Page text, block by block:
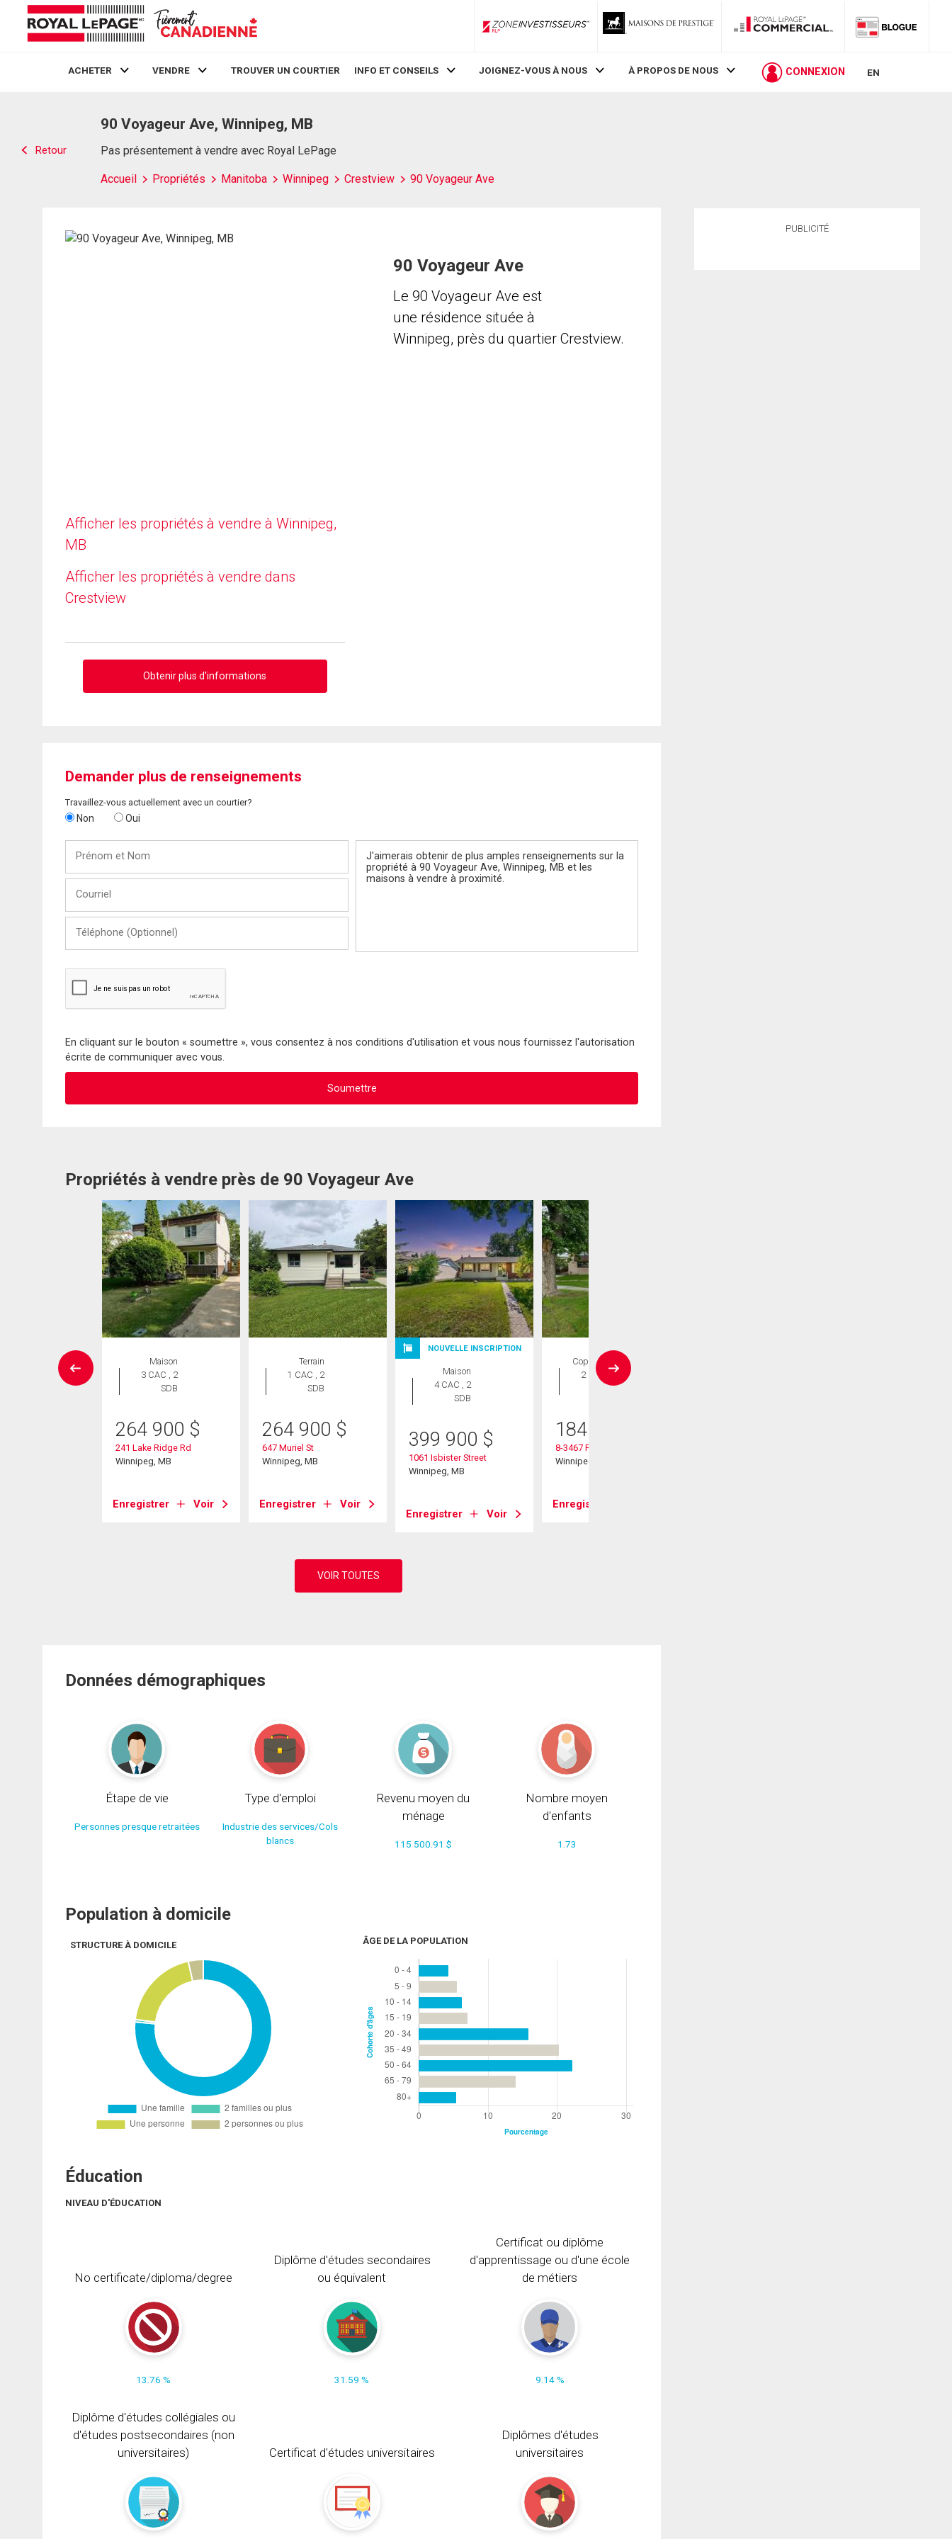
ZoneInvestisseurs RLP
ACHETER VENDRE TROUVER UN COURTIER INFO ET CONSEILS JOIGNEZ-VOUS À NOUS À PROPOS DE NOUS CONNEXION EN
Retour
90 Voyageur Ave, Winnipeg, MB
Pas présentement à vendre avec Royal LePage
Accueil Propriétés Manitoba Winnipeg Crestview 90 Voyageur Ave
Afficher les propriétés à vendre à Winnipeg,
MB
Afficher les propriétés à vendre dans
Crestview
Obtenir plus d'informations
90 Voyageur Ave
Le 90 Voyageur Ave est
une résidence située à
Winnipeg, près du quartier Crestview.
Demander plus de renseignements
Travaillez-vous actuellement avec un courtier?
Non Oui
Nom
(Optionnel)
En cliquant sur le bouton « soumettre », vous consentez à nos conditions d'utilisation et vous nous fournissez l'autorisation
écrite de communiquer avec vous.
Propriétés à vendre près de 90 Voyageur Ave
INSCRIPTION
Maison
3 CAC , 2
SDB
264 900 $
241 Lake Ridge Rd
Winnipeg, MB
Enregistrer Voir
Terrain
1 CAC , 2
SDB
264 900 $
647 Muriel St
Winnipeg, MB
Enregistrer Voir
NOUVELLE INSCRIPTION
Maison
4 CAC , 2
SDB
399 900 $
1061 Isbister Street
Winnipeg, MB
Enregistrer Voir
Copropriété
2 CAC , 1
SDB
184 900
8-3467 Portage Ave
Winnipeg, MB
Enregistrer
Données démographiques
Étape de vie
Personnes presque retraitées
Type d'emploi
Industrie des services/Cols
blancs
Revenu moyen du
ménage
115 500.91 $
Nombre moyen
d'enfants
1.73
Population à domicile
STRUCTURE À DOMICILE ÂGE DE LA POPULATION
Éducation
NIVEAU D'ÉDUCATION
No certificate/diploma/degree
13.76 %
Diplôme d'études secondaires
ou équivalent
31.59 %
Certificat ou diplôme
d'apprentissage ou d'une école
de métiers
9.14 %
Diplôme d'études collégiales ou
d'études postsecondaires (non
universitaires)
Certificat d'études universitaires
Diplômes d'études
universitaires
PUBLICITÉ